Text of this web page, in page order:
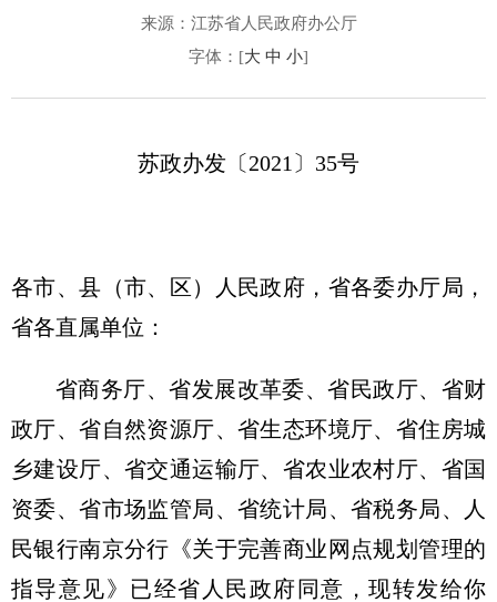
来源：江苏省人民政府办公厅
字体：[大 中 小]
苏政办发〔2021〕35号
各市、县（市、区）人民政府，省各委办厅局，
省各直属单位：
省商务厅、省发展改革委、省民政厅、省财
政厅、省自然资源厅、省生态环境厅、省住房城
乡建设厅、省交通运输厅、省农业农村厅、省国
资委、省市场监管局、省统计局、省税务局、人
民银行南京分行《关于完善商业网点规划管理的
指导意见》已经省人民政府同意，现转发给你